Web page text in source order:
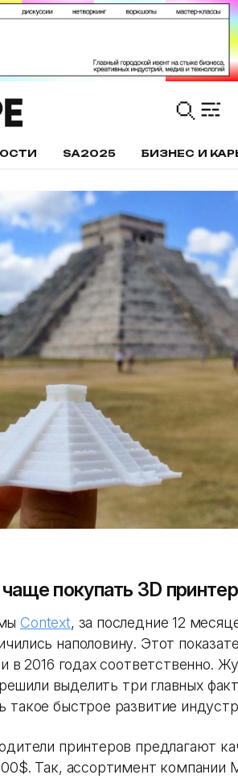
SA2025 БИЗНЕС И
покупать 3D
Context, за последние 12
наполовину. Этот
в 2016 годах соответственно.
решили выделить три главных
такое быстрое развитие
принтеров предлагают
Так, ассортимент компании